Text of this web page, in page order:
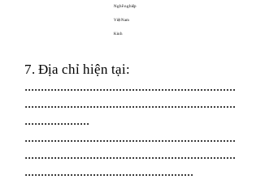
Nghề nghiệp
Việt Nam
Kinh
7. Địa chỉ hiện tại:
.................................................................
.................................................................
....................
.................................................................
.................................................................
....................................................